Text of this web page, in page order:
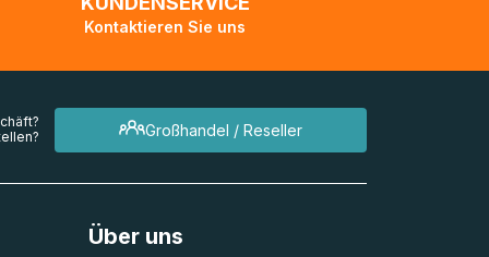
Kontaktieren Sie uns
Großhandel / Reseller
Über uns